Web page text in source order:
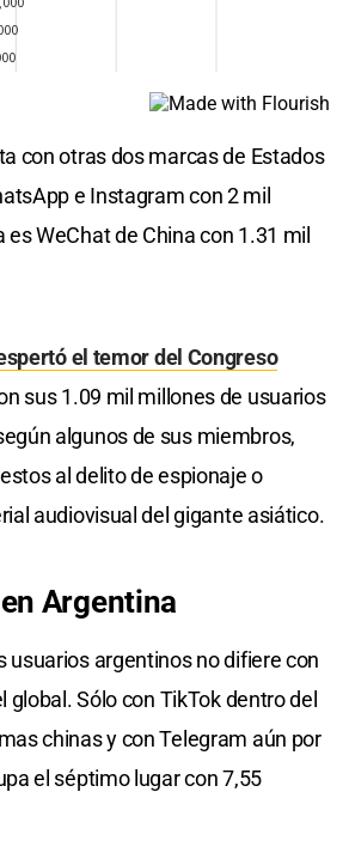
con otras dos marcas de Estados
e Instagram con 2 mil
WeChat de China con 1.31 mil
el temor del Congreso
sus 1.09 mil millones de usuarios
algunos de sus miembros,
al delito de espionaje o
audiovisual del gigante asiático.
Argentina
usuarios argentinos no difiere con
global. Sólo con TikTok dentro del
chinas y con Telegram aún por
el séptimo lugar con 7,55